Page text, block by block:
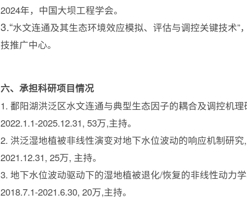
2024年，中国大坝工程学会。
3.“水文连通及其生态环境效应模拟、评估与调控关键技术”
技推广中心。
六、承担科研项目情况
1. 鄱阳湖洪泛区水文连通与典型生态因子的耦合及调控机理
2022.1.1-2025.12.31, 53万,主持。
2. 洪泛湿地植被非线性演变对地下水位波动的响应机制研究
2021.12.31, 25万, 主持。
3. 地下水位波动驱动下的湿地植被退化/恢复的非线性动力
2018.7.1-2021.6.30, 20万,主持。